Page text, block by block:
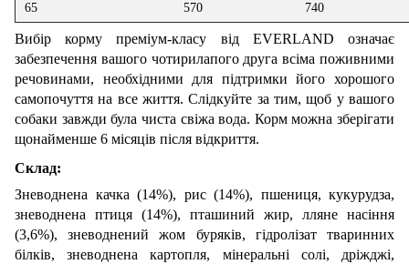
65
570 740
Вибір корму преміум-класу від EVERLAND означає
забезпечення вашого чотирилапого друга всіма поживними
речовинами, необхідними для підтримки його хорошого
самопочуття на все життя. Слідкуйте за тим, щоб у вашого
собаки завжди була чиста свіжа вода. Корм можна зберігати
щонайменше 6 місяців після відкриття.
Склад:
Зневоднена качка (14%), рис (14%), пшениця, кукурудза,
зневоднена птиця (14%), пташиний жир, лляне насіння
(3,6%), зневоднений жом буряків, гідролізат тваринних
білків, зневоднена картопля, мінеральні солі, дріжджі,